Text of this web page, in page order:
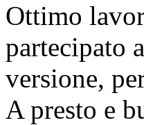
Ottimo
partecipato
versione,
A presto e